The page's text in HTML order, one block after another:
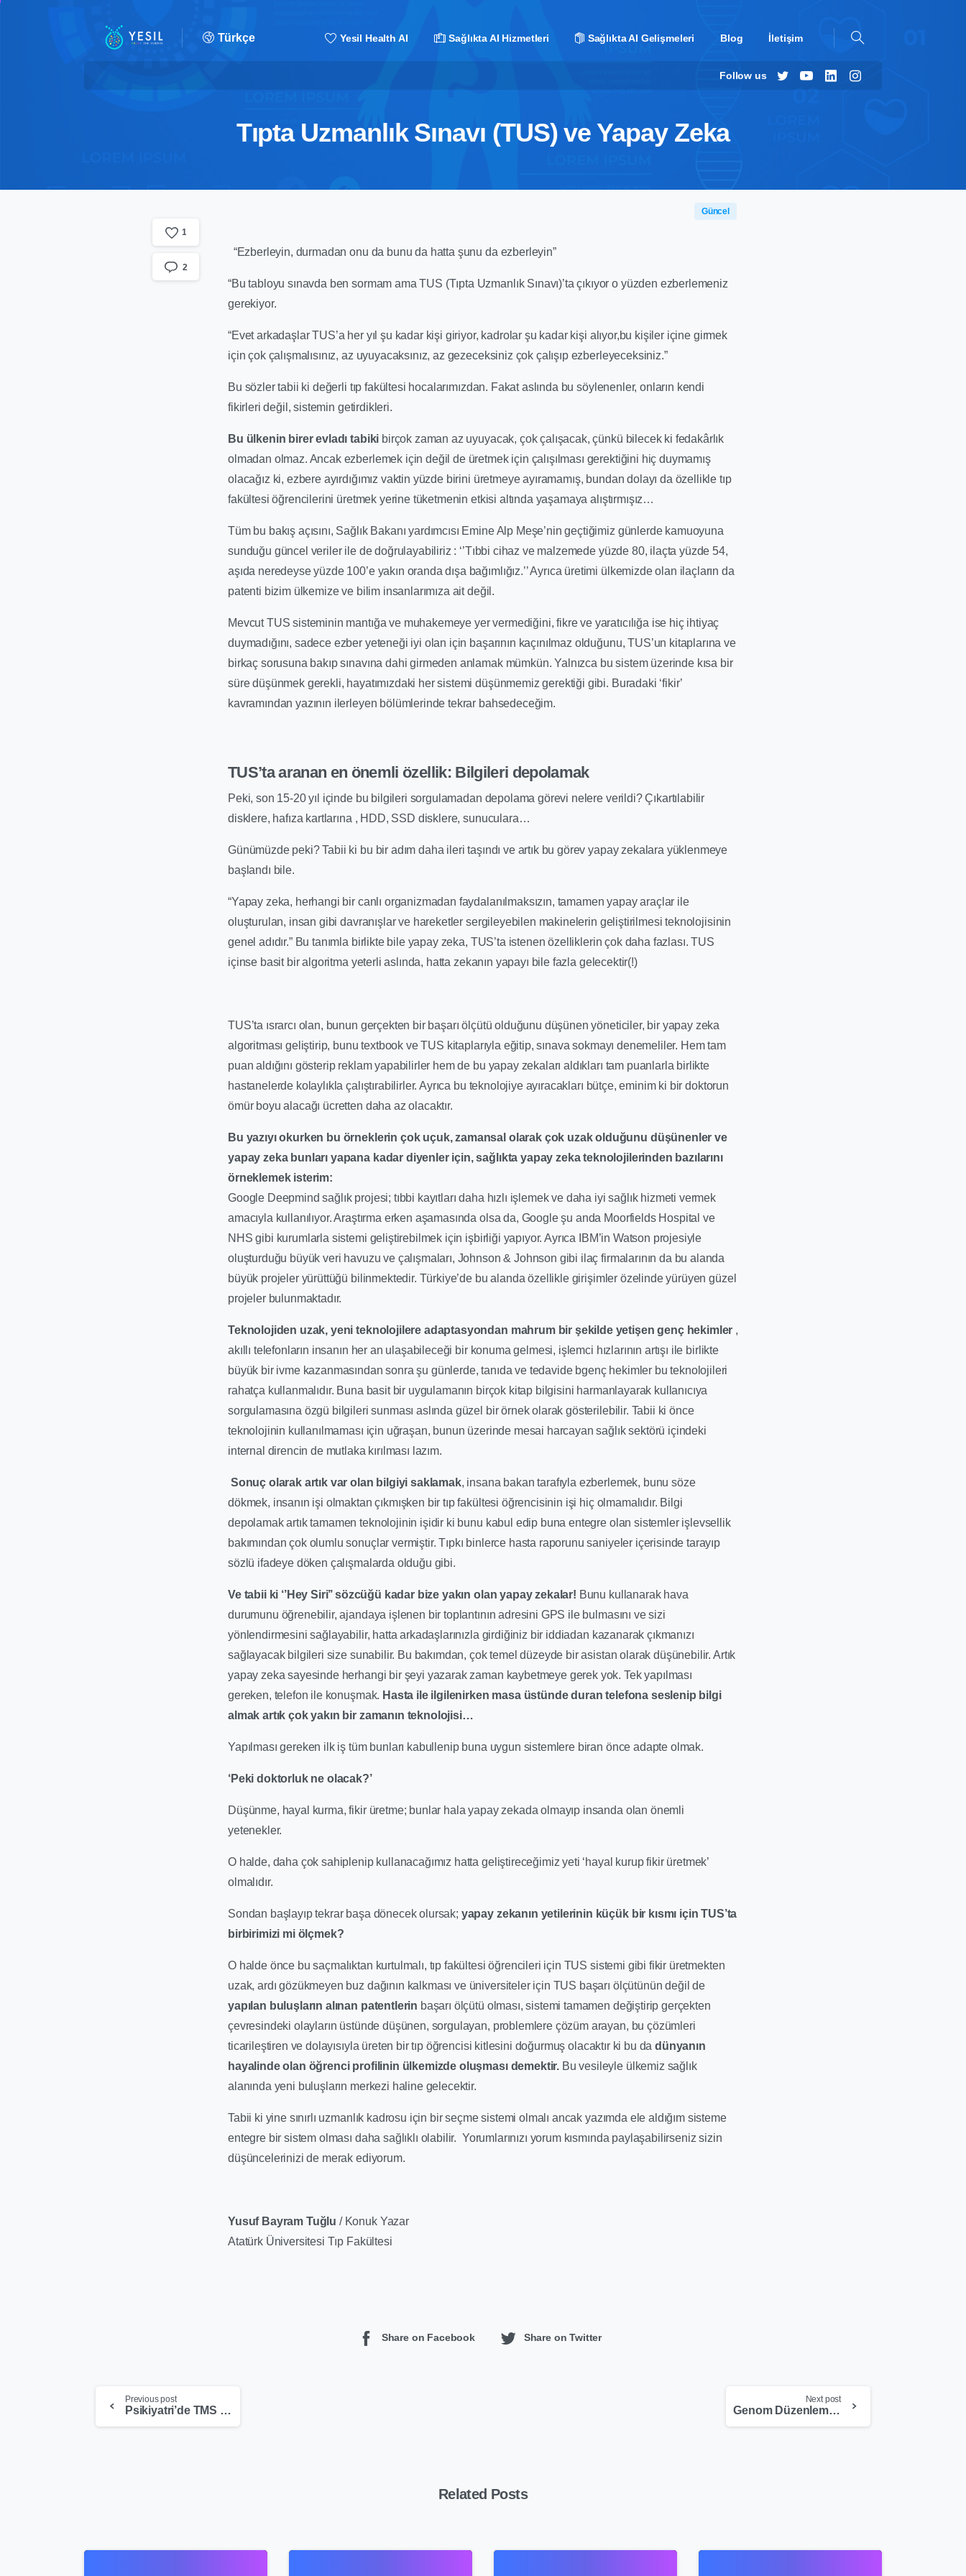
Türkçe Yesil Health AI Sağlıkta AI Hizmetleri Sağlıkta AI Gelişmeleri Blog İletişim
Follow us
Tıpta Uzmanlık Sınavı (TUS) ve Yapay Zeka
1
2
Güncel
“Ezberleyin, durmadan onu da bunu da hatta şunu da ezberleyin”
“Bu tabloyu sınavda ben sormam ama TUS (Tıpta Uzmanlık Sınavı)’ta çıkıyor o yüzden ezberlemeniz
gerekiyor.
“Evet arkadaşlar TUS’a her yıl şu kadar kişi giriyor, kadrolar şu kadar kişi alıyor,bu kişiler içine girmek
için çok çalışmalısınız, az uyuyacaksınız, az gezeceksiniz çok çalışıp ezberleyeceksiniz.”
Bu sözler tabii ki değerli tıp fakültesi hocalarımızdan. Fakat aslında bu söylenenler, onların kendi
fikirleri değil, sistemin getirdikleri.
Bu ülkenin birer evladı tabiki birçok zaman az uyuyacak, çok çalışacak, çünkü bilecek ki fedakârlık
olmadan olmaz. Ancak ezberlemek için değil de üretmek için çalışılması gerektiğini hiç duymamış
olacağız ki, ezbere ayırdığımız vaktin yüzde birini üretmeye ayıramamış, bundan dolayı da özellikle tıp
fakültesi öğrencilerini üretmek yerine tüketmenin etkisi altında yaşamaya alıştırmışız…
Tüm bu bakış açısını, Sağlık Bakanı yardımcısı Emine Alp Meşe’nin geçtiğimiz günlerde kamuoyuna
sunduğu güncel veriler ile de doğrulayabiliriz : ‘’Tıbbi cihaz ve malzemede yüzde 80, ilaçta yüzde 54,
aşıda neredeyse yüzde 100’e yakın oranda dışa bağımlığız.’’ Ayrıca üretimi ülkemizde olan ilaçların da
patenti bizim ülkemize ve bilim insanlarımıza ait değil.
Mevcut TUS sisteminin mantığa ve muhakemeye yer vermediğini, fikre ve yaratıcılığa ise hiç ihtiyaç
duymadığını, sadece ezber yeteneği iyi olan için başarının kaçınılmaz olduğunu, TUS’un kitaplarına ve
birkaç sorusuna bakıp sınavına dahi girmeden anlamak mümkün. Yalnızca bu sistem üzerinde kısa bir
süre düşünmek gerekli, hayatımızdaki her sistemi düşünmemiz gerektiği gibi. Buradaki ‘fikir’
kavramından yazının ilerleyen bölümlerinde tekrar bahsedeceğim.
TUS’ta aranan en önemli özellik: Bilgileri depolamak
Peki, son 15-20 yıl içinde bu bilgileri sorgulamadan depolama görevi nelere verildi? Çıkartılabilir
disklere, hafıza kartlarına , HDD, SSD disklere, sunuculara…
Günümüzde peki? Tabii ki bu bir adım daha ileri taşındı ve artık bu görev yapay zekalara yüklenmeye
başlandı bile.
“Yapay zeka, herhangi bir canlı organizmadan faydalanılmaksızın, tamamen yapay araçlar ile
oluşturulan, insan gibi davranışlar ve hareketler sergileyebilen makinelerin geliştirilmesi teknolojisinin
genel adıdır.” Bu tanımla birlikte bile yapay zeka, TUS’ta istenen özelliklerin çok daha fazlası. TUS
içinse basit bir algoritma yeterli aslında, hatta zekanın yapayı bile fazla gelecektir(!)
TUS’ta ısrarcı olan, bunun gerçekten bir başarı ölçütü olduğunu düşünen yöneticiler, bir yapay zeka
algoritması geliştirip, bunu textbook ve TUS kitaplarıyla eğitip, sınava sokmayı denemeliler. Hem tam
puan aldığını gösterip reklam yapabilirler hem de bu yapay zekaları aldıkları tam puanlarla birlikte
hastanelerde kolaylıkla çalıştırabilirler. Ayrıca bu teknolojiye ayıracakları bütçe, eminim ki bir doktorun
ömür boyu alacağı ücretten daha az olacaktır.
Bu yazıyı okurken bu örneklerin çok uçuk, zamansal olarak çok uzak olduğunu düşünenler ve
yapay zeka bunları yapana kadar diyenler için, sağlıkta yapay zeka teknolojilerinden bazılarını
örneklemek isterim:
Google Deepmind sağlık projesi; tıbbi kayıtları daha hızlı işlemek ve daha iyi sağlık hizmeti vermek
amacıyla kullanılıyor. Araştırma erken aşamasında olsa da, Google şu anda Moorfields Hospital ve
NHS gibi kurumlarla sistemi geliştirebilmek için işbirliği yapıyor. Ayrıca IBM’in Watson projesiyle
oluşturduğu büyük veri havuzu ve çalışmaları, Johnson & Johnson gibi ilaç firmalarının da bu alanda
büyük projeler yürüttüğü bilinmektedir. Türkiye’de bu alanda özellikle girişimler özelinde yürüyen güzel
projeler bulunmaktadır.
Teknolojiden uzak, yeni teknolojilere adaptasyondan mahrum bir şekilde yetişen genç hekimler ,
akıllı telefonların insanın her an ulaşabileceği bir konuma gelmesi, işlemci hızlarının artışı ile birlikte
büyük bir ivme kazanmasından sonra şu günlerde, tanıda ve tedavide bgenç hekimler bu teknolojileri
rahatça kullanmalıdır. Buna basit bir uygulamanın birçok kitap bilgisini harmanlayarak kullanıcıya
sorgulamasına özgü bilgileri sunması aslında güzel bir örnek olarak gösterilebilir. Tabii ki önce
teknolojinin kullanılmaması için uğraşan, bunun üzerinde mesai harcayan sağlık sektörü içindeki
internal direncin de mutlaka kırılması lazım.
Sonuç olarak artık var olan bilgiyi saklamak, insana bakan tarafıyla ezberlemek, bunu söze
dökmek, insanın işi olmaktan çıkmışken bir tıp fakültesi öğrencisinin işi hiç olmamalıdır. Bilgi
depolamak artık tamamen teknolojinin işidir ki bunu kabul edip buna entegre olan sistemler işlevsellik
bakımından çok olumlu sonuçlar vermiştir. Tıpkı binlerce hasta raporunu saniyeler içerisinde tarayıp
sözlü ifadeye döken çalışmalarda olduğu gibi.
Ve tabii ki ‘’Hey Siri’’ sözcüğü kadar bize yakın olan yapay zekalar! Bunu kullanarak hava
durumunu öğrenebilir, ajandaya işlenen bir toplantının adresini GPS ile bulmasını ve sizi
yönlendirmesini sağlayabilir, hatta arkadaşlarınızla girdiğiniz bir iddiadan kazanarak çıkmanızı
sağlayacak bilgileri size sunabilir. Bu bakımdan, çok temel düzeyde bir asistan olarak düşünebilir. Artık
yapay zeka sayesinde herhangi bir şeyi yazarak zaman kaybetmeye gerek yok. Tek yapılması
gereken, telefon ile konuşmak. Hasta ile ilgilenirken masa üstünde duran telefona seslenip bilgi
almak artık çok yakın bir zamanın teknolojisi…
Yapılması gereken ilk iş tüm bunları kabullenip buna uygun sistemlere biran önce adapte olmak.
‘Peki doktorluk ne olacak?’
Düşünme, hayal kurma, fikir üretme; bunlar hala yapay zekada olmayıp insanda olan önemli
yetenekler.
O halde, daha çok sahiplenip kullanacağımız hatta geliştireceğimiz yeti ‘hayal kurup fikir üretmek’
olmalıdır.
Sondan başlayıp tekrar başa dönecek olursak; yapay zekanın yetilerinin küçük bir kısmı için TUS’ta
birbirimizi mi ölçmek?
O halde önce bu saçmalıktan kurtulmalı, tıp fakültesi öğrencileri için TUS sistemi gibi fikir üretmekten
uzak, ardı gözükmeyen buz dağının kalkması ve üniversiteler için TUS başarı ölçütünün değil de
yapılan buluşların alınan patentlerin başarı ölçütü olması, sistemi tamamen değiştirip gerçekten
çevresindeki olayların üstünde düşünen, sorgulayan, problemlere çözüm arayan, bu çözümleri
ticarileştiren ve dolayısıyla üreten bir tıp öğrencisi kitlesini doğurmuş olacaktır ki bu dadünyanın
hayalinde olan öğrenci profilinin ülkemizde oluşması demektir. Bu vesileyle ülkemiz sağlık
alanında yeni buluşların merkezi haline gelecektir.
Tabii ki yine sınırlı uzmanlık kadrosu için bir seçme sistemi olmalı ancak yazımda ele aldığım sisteme
entegre bir sistem olması daha sağlıklı olabilir. Yorumlarınızı yorum kısmında paylaşabilirseniz sizin
düşüncelerinizi de merak ediyorum.
Yusuf Bayram Tuğlu / Konuk Yazar
Atatürk Üniversitesi Tıp Fakültesi
Share on Facebook Share on Twitter
Previous post
Psikiyatri’de TMS (Transkraniyal Manyetik Stimülasyon) Kullanımı
Next post
Genom Düzenleme ve CRISPR Teknolojisi
Related Posts